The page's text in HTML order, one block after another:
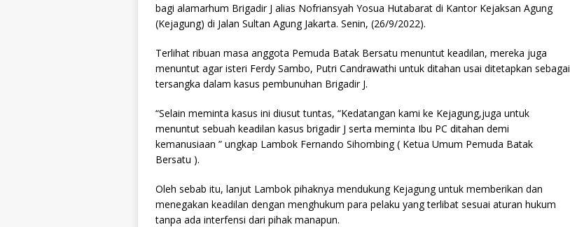
bagi alamarhum Brigadir J alias Nofriansyah Yosua Hutabarat di Kantor Kejaksan Agung
(Kejagung) di Jalan Sultan Agung Jakarta. Senin, (26/9/2022).
Terlihat ribuan masa anggota Pemuda Batak Bersatu menuntut keadilan, mereka juga
menuntut agar isteri Ferdy Sambo, Putri Candrawathi untuk ditahan usai ditetapkan sebagai
tersangka dalam kasus pembunuhan Brigadir J.
“Selain meminta kasus ini diusut tuntas, “Kedatangan kami ke Kejagung,juga untuk
menuntut sebuah keadilan kasus brigadir J serta meminta Ibu PC ditahan demi
kemanusiaan ” ungkap Lambok Fernando Sihombing ( Ketua Umum Pemuda Batak
Bersatu ).
Oleh sebab itu, lanjut Lambok pihaknya mendukung Kejagung untuk memberikan dan
menegakan keadilan dengan menghukum para pelaku yang terlibat sesuai aturan hukum
tanpa ada interfensi dari pihak manapun.